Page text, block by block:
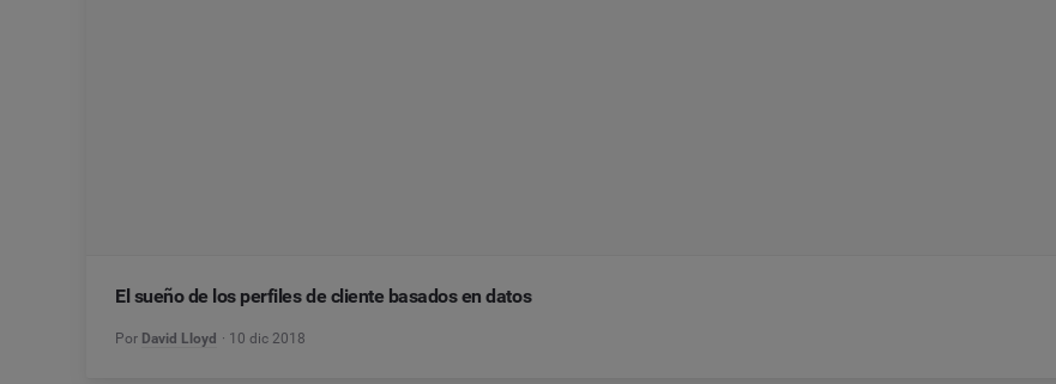
El sueño de los perfiles de cliente basados en datos
Por David Lloyd 10 dic 2018